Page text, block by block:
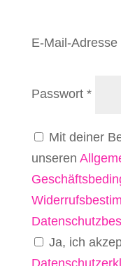
E-Mail-Adresse
Passwort *
Mit deiner
unseren
Ja, ich